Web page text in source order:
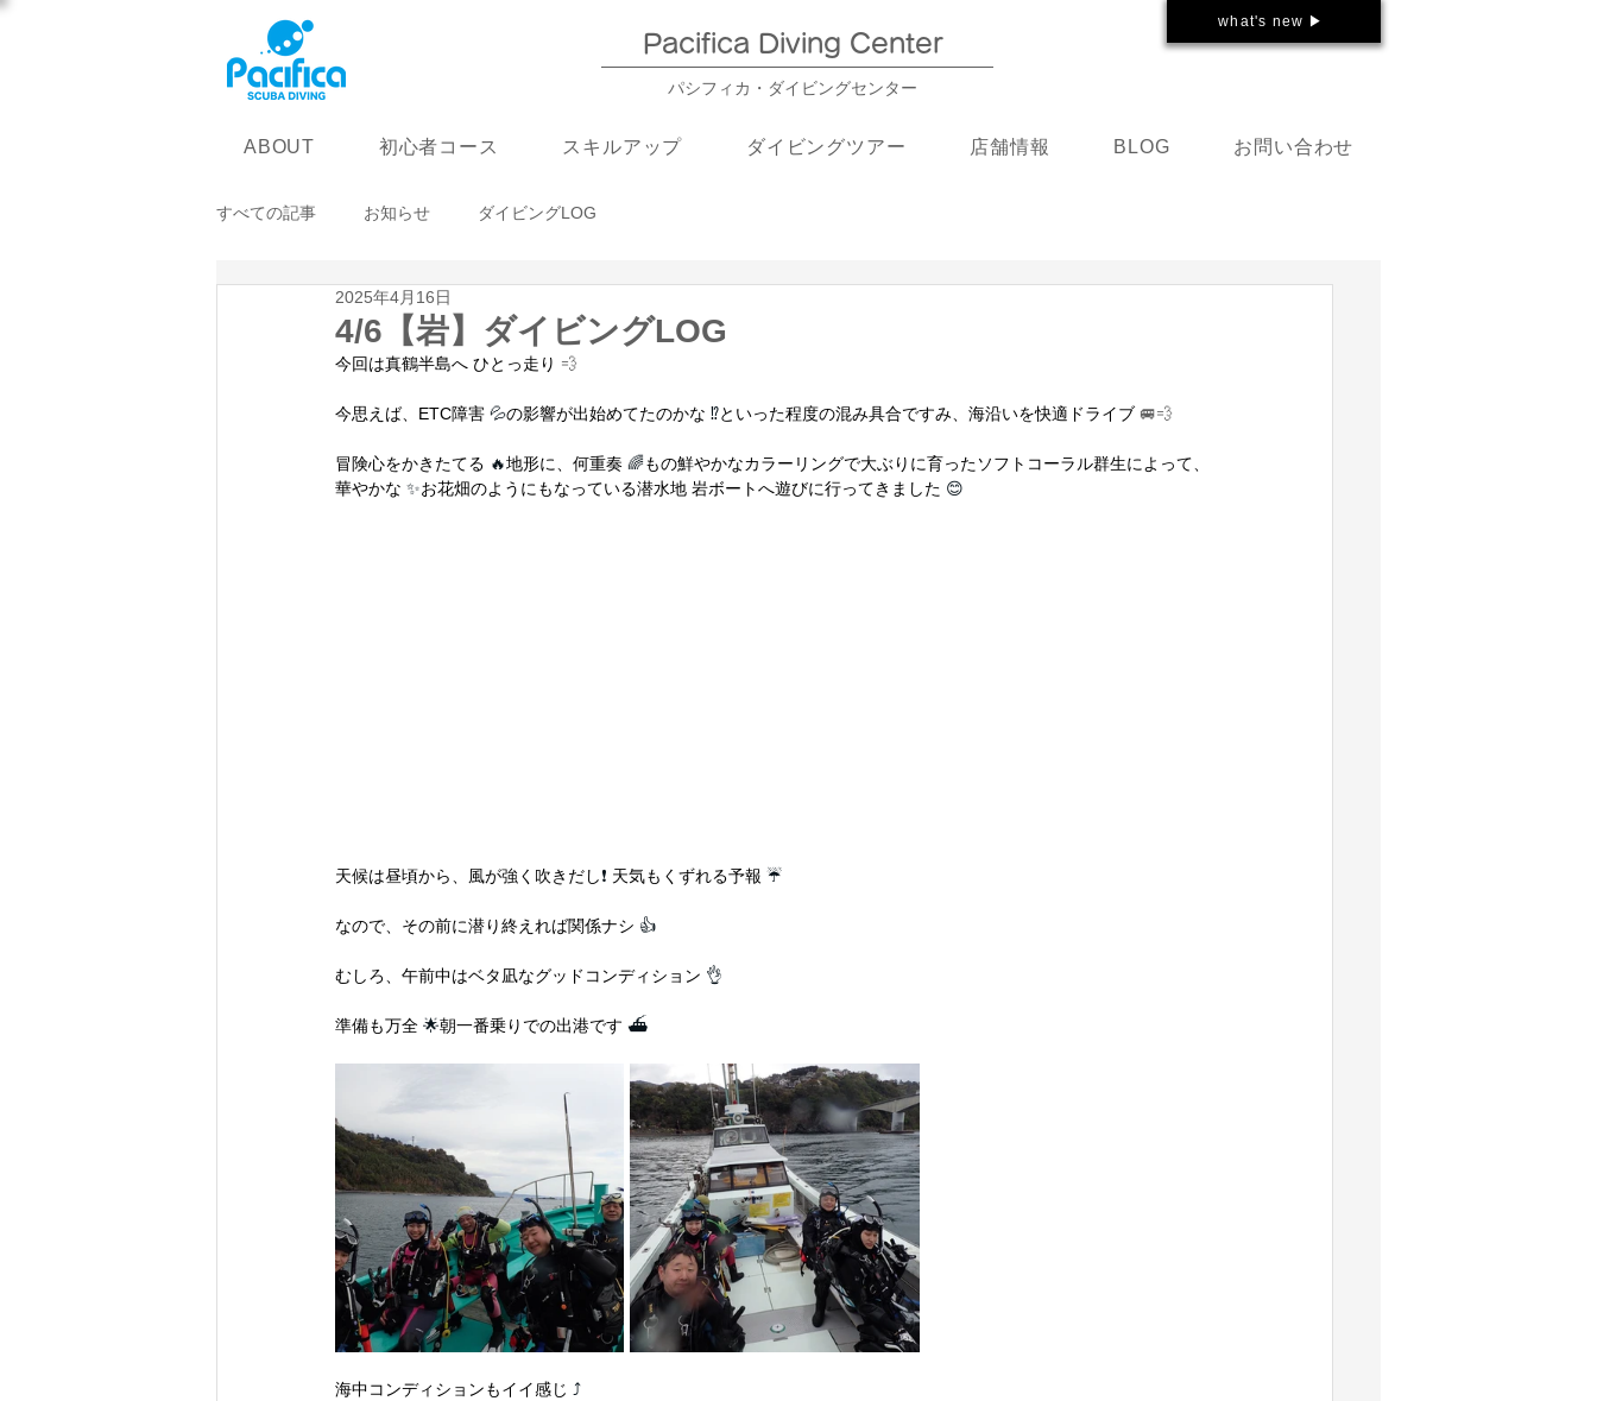
Pacifica Diving Center​
パシフィカ・ダイビングセンター
what's new ▶
ABOUT 初心者コース スキルアップ ダイビングツアー 店舗情報 BLOG お問い合わせ
すべての記事 お知らせ ダイビングLOG
4/6【岩】ダイビングLOG
2025年4月16日
今回は真鶴半島へ ひとっ走り 💨
今思えば、ETC障害 💦の影響が出始めてたのかな ⁉といった程度の混み具合ですみ、海沿いを快適ドライブ 🚐💨
冒険心をかきたてる 🔥地形に、何重奏 🌈もの鮮やかなカラーリングで大ぶりに育ったソフトコーラル群生によって、
華やかな ✨お花畑のようにもなっている潜水地 岩ボートへ遊びに行ってきました 😊
天候は昼頃から、風が強く吹きだし❗ 天気もくずれる予報 ☔
なので、その前に潜り終えれば関係ナシ 👍
むしろ、午前中はベタ凪なグッドコンディション 👌
準備も万全 🌟朝一番乗りでの出港です ⛴
海中コンディションもイイ感じ ⤴